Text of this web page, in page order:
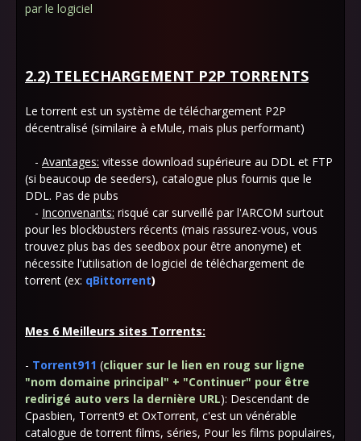
par le logiciel
2.2) TELECHARGEMENT P2P TORRENTS
Le torrent est un système de téléchargement P2P
décentralisé (similaire à eMule, mais plus performant)
- Avantages: vitesse download supérieure au DDL et FTP
(si beaucoup de seeders), catalogue plus fournis que le
DDL. Pas de pubs
- Inconvenants: risqué car surveillé par l'ARCOM surtout
pour les blockbusters récents (mais rassurez-vous, vous
trouvez plus bas des seedbox pour être anonyme) et
nécessite l'utilisation de logiciel de téléchargement de
torrent (ex: qBittorrent)
Mes 6 Meilleurs sites Torrents:
- Torrent911 (cliquer sur le lien en roug sur ligne
"nom domaine principal" + "Continuer" pour être
redirigé auto vers la dernière URL): Descendant de
Cpasbien, Torrent9 et OxTorrent, c'est un vénérable
catalogue de torrent films, séries, Pour les films populaires,